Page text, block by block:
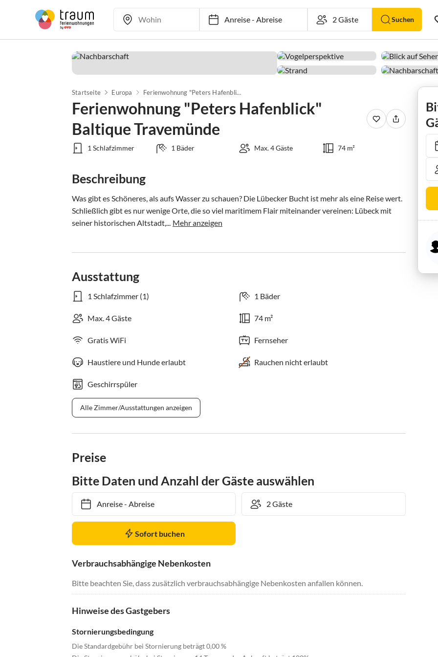
Anreise-Abreise Suchen
Startseite Europa Ferienwohnung "Peters Hafenblick" Baltique Travemünde
Ferienwohnung "Peters Hafenblick"
Baltique Travemünde
1 Schlafzimmer 1 Bäder Max. 4 Gäste 74 m²
Beschreibung
Was gibt es Schöneres, als aufs Wasser zu schauen? Die Lübecker Bucht ist mehr als eine Reise wert.
Schließlich gibt es nur wenige Orte, die so viel maritimem Flair miteinander vereinen: Lübeck mit
seiner historischen Altstadt,... Mehr anzeigen
Ausstattung
1 Schlafzimmer (1) 1 Bäder
Max. 4 Gäste 74 m²
Gratis WiFi Fernseher
Haustiere und Hunde erlaubt Rauchen nicht erlaubt
Geschirrspüler
Alle Zimmer/Ausstattungen anzeigen
Preise
Bitte Daten und Anzahl der Gäste auswählen
Anreise- Abreise
Sofort buchen
Verbrauchsabhängige Nebenkosten
Bitte beachten Sie, dass zusätzlich verbrauchsabhängige Nebenkosten anfallen können.
Hinweise des Gastgebers
Stornierungsbedingung
Die Standardgebühr bei Stornierung beträgt 0,00 %